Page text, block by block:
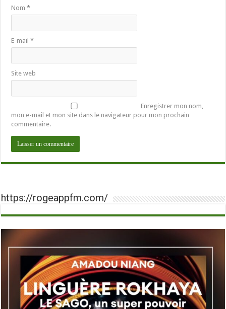
Nom*
E-mail*
Site web
Enregistrer mon nom,
mon e-mail et mon site dans le navigateur pour mon prochain
commentaire.
https://rogeappfm.com/